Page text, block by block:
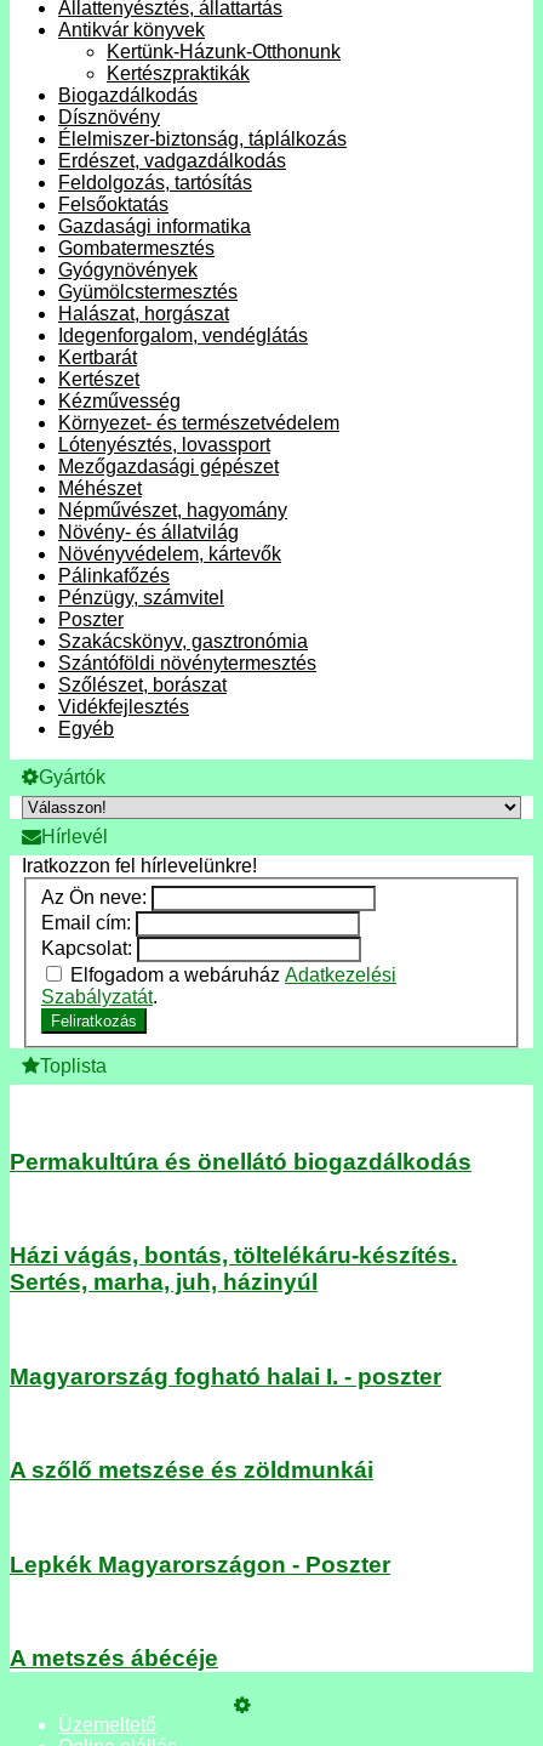
Állattenyésztés, állattartás
Antikvár könyvek
Kertünk-Házunk-Otthonunk
Kertészpraktikák
Biogazdálkodás
Dísznövény
Élelmiszer-biztonság, táplálkozás
Erdészet, vadgazdálkodás
Feldolgozás, tartósítás
Felsőoktatás
Gazdasági informatika
Gombatermesztés
Gyógynövények
Gyümölcstermesztés
Halászat, horgászat
Idegenforgalom, vendéglátás
Kertbarát
Kertészet
Kézművesség
Környezet- és természetvédelem
Lótenyésztés, lovassport
Mezőgazdasági gépészet
Méhészet
Népművészet, hagyomány
Növény- és állatvilág
Növényvédelem, kártevők
Pálinkafőzés
Pénzügy, számvitel
Poszter
Szakácskönyv, gasztronómia
Szántóföldi növénytermesztés
Szőlészet, borászat
Vidékfejlesztés
Egyéb
Gyártók
Hírlevél
Iratkozzon fel hírlevelünkre!
Az Ön neve:
Email cím:
Kapcsolat:
Elfogadom a webáruház Adatkezelési
Szabályzatát.
Feliratkozás
Toplista
Permakultúra és önellátó biogazdálkodás
Házi vágás, bontás, töltelékáru-készítés.
Sertés, marha, juh, házinyúl
Magyarország fogható halai I. - poszter
A szőlő metszése és zöldmunkái
Lepkék Magyarországon - Poszter
A metszés ábécéje
Üzemeltető